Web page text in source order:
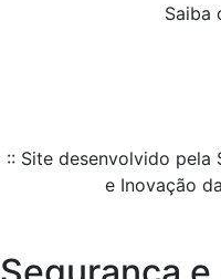
Saiba
:: Site desenvolvido pela
e Inovação